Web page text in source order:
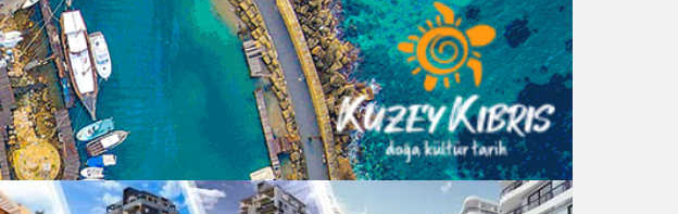
Gündüz Modu
Gündüz modunu seçin.
Gece Modu
Gece modunu seçin.